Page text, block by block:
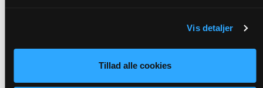
Vis detaljer
Tillad alle cookies